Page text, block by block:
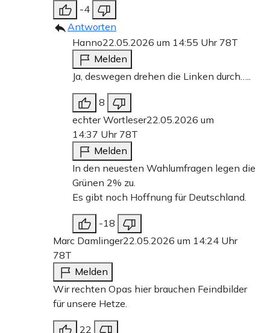
-4
Antworten
Hanno22.05.2026 um 14:55 Uhr 78T
Melden
Ja, deswegen drehen die Linken durch…..
8
echter Wortleser22.05.2026 um
14:37 Uhr 78T
Melden
In den neuesten Wahlumfragen legen die
Grünen 2% zu.
Es gibt noch Hoffnung für Deutschland.
-18
Marc Damlinger22.05.2026 um 14:24 Uhr
78T
Melden
Wir rechten Opas hier brauchen Feindbilder
für unsere Hetze.
22